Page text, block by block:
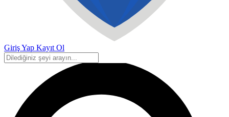
Giriş Yap Kayıt Ol